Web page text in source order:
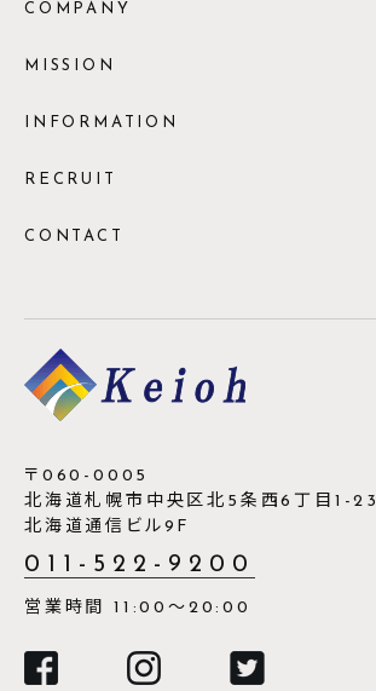
COMPANY
MISSION
INFORMATION
RECRUIT
CONTACT
〒060-0005
北海道札幌市中央区北5条西6丁目1-23
北海道通信ビル9F
011-522-9200
営業時間 11:00～20:00